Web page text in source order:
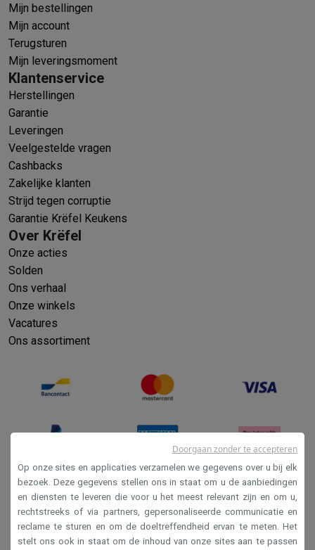
Mijn bestellingen
Mijn account
Terugsturen
Mijn leveringsmoment
Klantenservice
Herstellingen
Garantie
Leveringen
Veelgestelde vragen
Cashbacks
Zakelijke klanten
Strijd tegen corruptie
Garantie Krëfel Keukens
Over Krëfel
Onze acties
Solden
Ons verhaal
Onze winkels
Vacatures
Ons assortiment
Verkoopsvoorwaarden
Privacy
Disclaimer
Op onze sites en applicaties verzamelen we gegevens over u bij elk
bezoek. Deze gegevens stellen ons in staat om u de aanbiedingen
en diensten te leveren die voor u het meest relevant zijn en om u,
rechtstreeks of via partners, gepersonaliseerde communicatie en
reclame te sturen en om de doeltreffendheid ervan te meten. Het
stelt ons ook in staat om de inhoud van onze sites aan te passen
Doorgaan zonder te accepteren